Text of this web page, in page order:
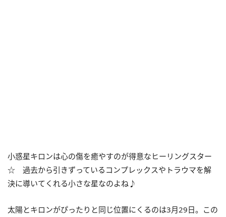
小惑星キロンは心の傷を癒やすのが得意なヒーリングスター
☆ 過去から引きずっているコンプレックスやトラウマを解
決に導いてくれる小さな星なのよね♪
太陽とキロンがぴったりと同じ位置にくるのは3月29日。この